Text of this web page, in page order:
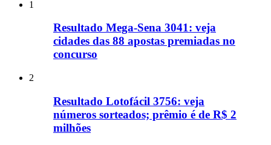
1
Resultado Mega-Sena 3041: veja
cidades das 88 apostas premiadas no
concurso
2
Resultado Lotofácil 3756: veja
números sorteados; prêmio é de R$ 2
milhões